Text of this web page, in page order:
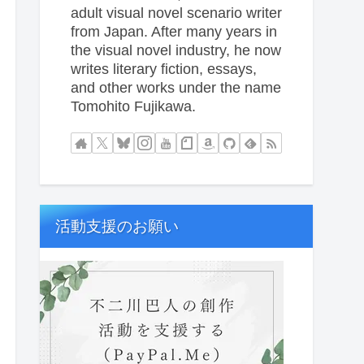
adult visual novel scenario writer
from Japan. After many years in
the visual novel industry, he now
writes literary fiction, essays,
and other works under the name
Tomohito Fujikawa.
活動支援のお願い